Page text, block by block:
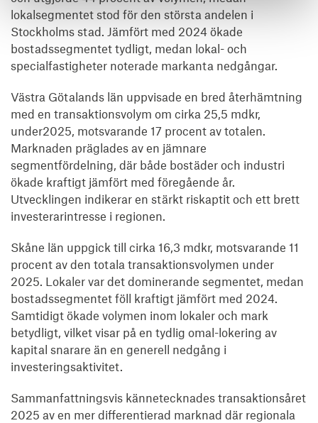
lokalsegmentet stod för den största andelen i
Stockholms stad. Jämfört med 2024 ökade
bostadssegmentet tydligt, medan lokal- och
specialfastigheter noterade markanta nedgångar.
Västra Götalands län uppvisade en bred återhämtning
med en transaktionsvolym om cirka 25,5 mdkr,
under2025, motsvarande 17 procent av totalen.
Marknaden präglades av en jämnare
segmentfördelning, där både bostäder och industri
ökade kraftigt jämfört med föregående år.
Utvecklingen indikerar en stärkt riskaptit och ett brett
investerarintresse i regionen.
Skåne län uppgick till cirka 16,3 mdkr, motsvarande 11
procent av den totala transaktionsvolymen under
2025. Lokaler var det dominerande segmentet, medan
bostadssegmentet föll kraftigt jämfört med 2024.
Samtidigt ökade volymen inom lokaler och mark
betydligt, vilket visar på en tydlig omal-lokering av
kapital snarare än en generell nedgång i
investeringsaktivitet.
Sammanfattningsvis kännetecknades transaktionsåret
2025 av en mer differentierad marknad där regionala